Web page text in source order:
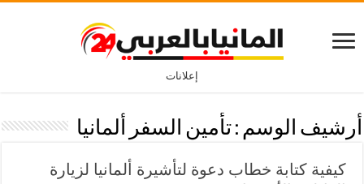
إعلانات
أرشيف الوسم :تأمين السفر ألمانيا
كيفية كتابة خطاب دعوة لتأشيرة ألمانيا لزيارة